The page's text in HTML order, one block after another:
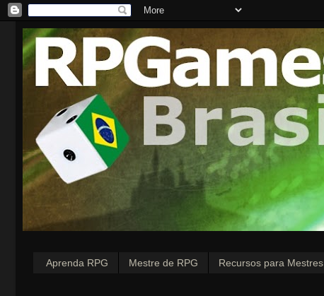
Aprenda RPG Mestre de RPG Recursos para Mestres